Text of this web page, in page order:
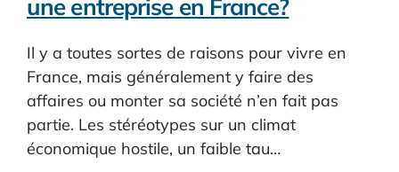
une entreprise en France?
Il y a toutes sortes de raisons pour vivre en
France, mais généralement y faire des
affaires ou monter sa société n’en fait pas
partie. Les stéréotypes sur un climat
économique hostile, un faible tau…